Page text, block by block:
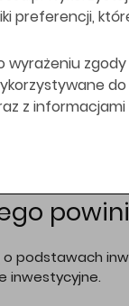
się 28-29 marca
to duża dawka
kto
o podstawach
inwestycyjne.
preferencji,
wyrażeniu
do
z